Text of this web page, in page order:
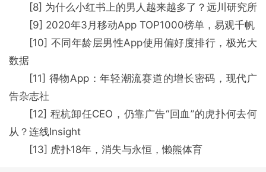
[8] 为什么小红书上的男人越来越多了？远川研究所
[9] 2020年3月移动App TOP1000榜单，易观千帆
[10] 不同年龄层男性App使用偏好度排行，极光大
数据
[11] 得物App：年轻潮流赛道的增长密码，现代广
告杂志社
[12] 程杭卸任CEO，仍靠广告“回血”的虎扑何去何
从？连线Insight
[13] 虎扑18年，消失与永恒，懒熊体育